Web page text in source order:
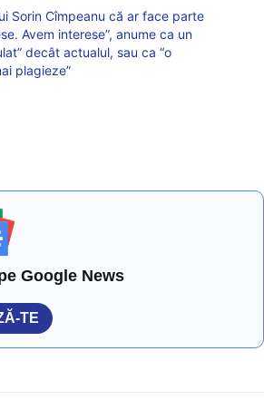
Sorin Cîmpeanu că ar face parte
Avem interese”, anume ca un
decât actualul, sau ca “o
plagieze”
Google News
TE